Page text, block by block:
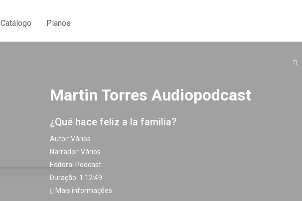
Catálogo Planos
Martin Torres Audiopodcast
¿Qué hace feliz a la familia?
Autor: Vários
Narrador: Vários
Editora: Podcast
Duração: 1:12:49
Mais informações